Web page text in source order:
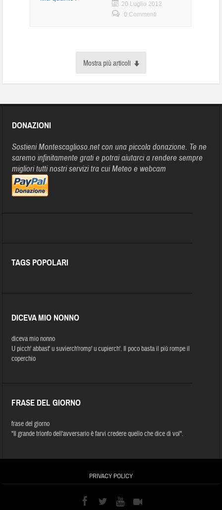
20 Luglio 2012
0 Commenti
Mostra più articoli
DONAZIONI
Sostieni Montescaglioso.net con una piccola donazione. Te ne
saremo infinitamente grati e potrai aiutarci a rendere sempre
migliori tutti nostri servizi tra cui Meteo e webcam
TAGS POPOLARI
DICEVA MIO NONNO
diceva mio nonno
U picch' abbast' u suvierch'romp' u cupierch'. Il poco basta il più rompe il
coperchio
FRASE DEL GIORNO
frase del giorno
"Il grande trionfo dell'avversario è farvi credere quello che dice di voi".
PRIVACY POLICY